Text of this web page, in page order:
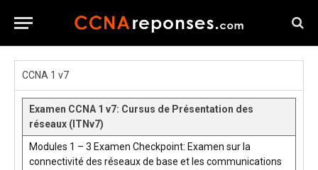
CCNA 1 v7
Examen CCNA 1 v7: Cursus de Présentation des
réseaux (ITNv7)
Modules 1 – 3 Examen Checkpoint: Examen sur la
connectivité des réseaux de base et les communications